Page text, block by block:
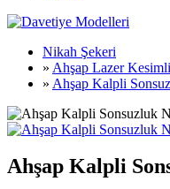
Nikah Şekeri
» Ahşap Lazer Kesimli
» Ahşap Kalpli
Ahşap Kalpli